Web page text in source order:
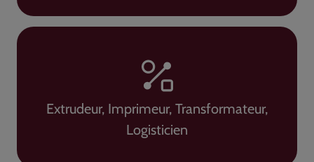
Extrudeur, Imprimeur, Transformateur,
Logisticien